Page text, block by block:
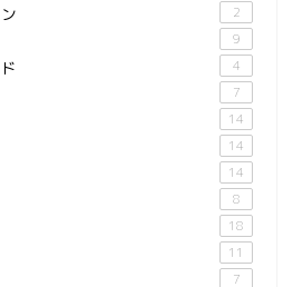
2
9
4
7
14
14
14
8
18
11
7